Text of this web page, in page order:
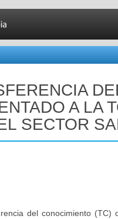
A LA
SECTOR
del conocimiento